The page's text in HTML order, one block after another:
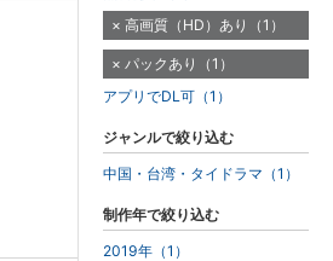
高画質（HD）あり（1）
パックあり（1）
アプリでDL可（1）
ジャンルで絞り込む
中国・台湾・タイドラマ（1）
制作年で絞り込む
2019年（1）